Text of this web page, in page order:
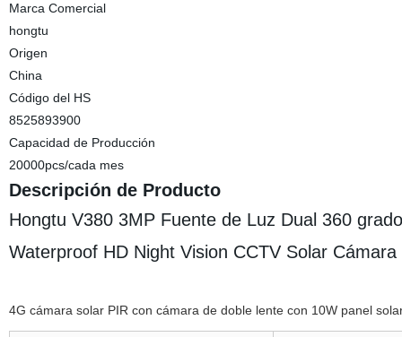
Marca Comercial
hongtu
Origen
China
Código del HS
8525893900
Capacidad de Producción
20000pcs/cada mes
Descripción de Producto
Hongtu V380 3MP Fuente de Luz Dual 360
Waterproof HD Night Vision CCTV Solar Cámara
4G cámara solar PIR con cámara de doble lente con 10W panel